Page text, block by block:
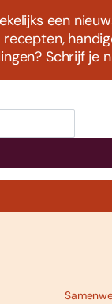
een
Schrijf je